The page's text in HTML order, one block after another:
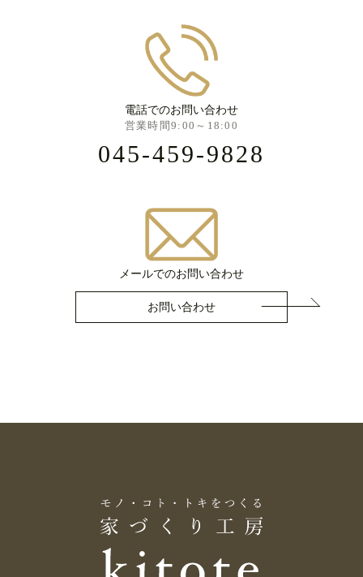
電話でのお問い合わせ
営業時間9:00～18:00
045-459-9828
メールでのお問い合わせ
お問い合わせ